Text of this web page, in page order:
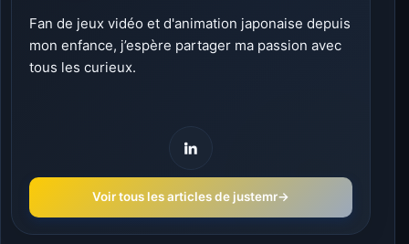
Fan de jeux vidéo et d'animation japonaise depuis
mon enfance, j’espère partager ma passion avec
tous les curieux.
Voir tous les articles de justemr→